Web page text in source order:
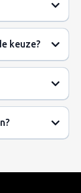
keuze?